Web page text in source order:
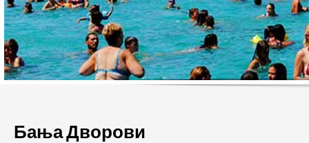
Бања Дворови